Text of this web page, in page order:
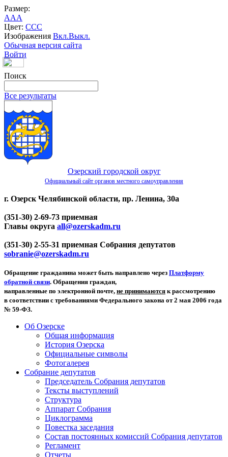
Размер:
AAA
Цвет: CCC
Изображения Вкл.Выкл.
Обычная версия сайта
Войти
Поиск
Все результаты
Озерский городской округ
Официальный сайт органов местного самоуправления
г. Озерск Челябинской области, пр. Ленина, 30а
(351-30) 2-69-73 приемная
Главы округа all@ozerskadm.ru
(351-30) 2-55-31 приемная Собрания депутатов
sobranie@ozerskadm.ru
Обращение гражданина может быть направлено через Платформу
обратной связи. Обращения граждан,
направленные по электронной почте, не принимаются к рассмотрению
в соответствии с требованиями Федерального закона от 2 мая 2006 года
№ 59-ФЗ.
Об Озерске
Общая информация
История Озерска
Официальные символы
Фотогалерея
Собрание депутатов
Председатель Собрания депутатов
Тексты выступлений
Структура
Аппарат Собрания
Циклограмма
Повестка заседания
Состав постоянных комиссий Собрания депутатов
Регламент
Отчеты